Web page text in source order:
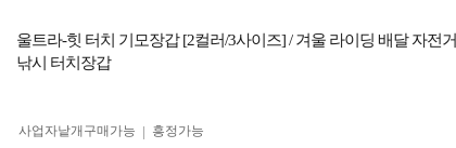
울트라-힛 터치 기모장갑 [2컬러/3사이즈] / 겨울 라이딩 배달 자전거
낚시 터치장갑
사업자 낱개구매가능 흥정가능